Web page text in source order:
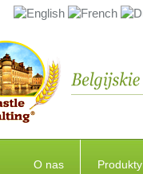
O nas Produkty